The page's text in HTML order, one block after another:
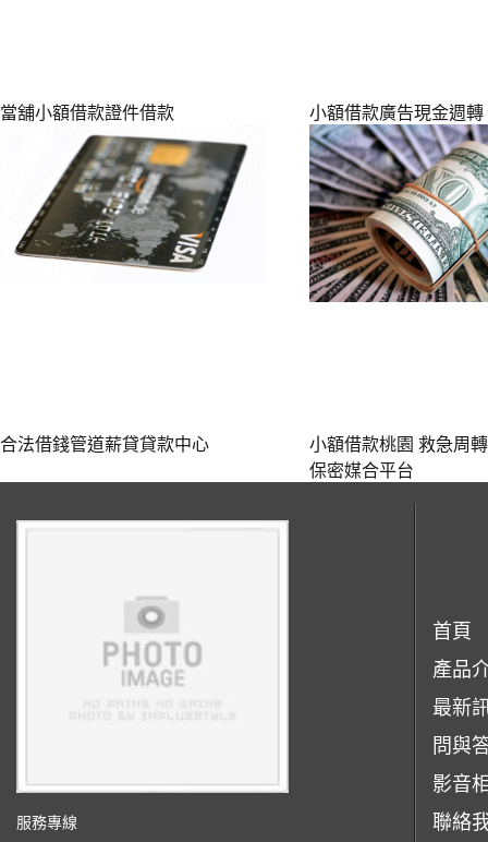
當舖小額借款證件借款 小額借款廣告現金週轉
合法借錢管道薪貸貸款中心
小額借款桃園 救急周
保密媒合平台‎
服務專線
首頁
產品
最新
問與
影音
聯絡